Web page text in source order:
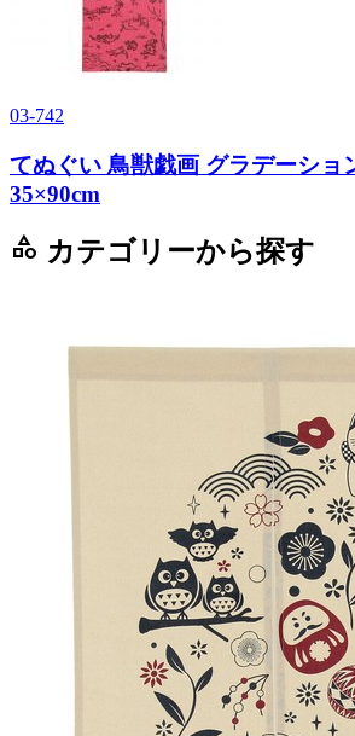
03-742
てぬぐい 鳥獣戯画 グラデーショ
35×90cm
category カテゴリーから探す